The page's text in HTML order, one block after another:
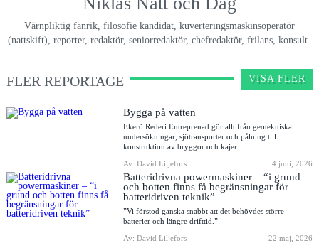
Värnpliktig fänrik, filosofie kandidat, kuverteringsmaskinsoperatör
(nattskift), reporter, redaktör, seniorredaktör, chefredaktör, frilans, konsult.
FLER REPORTAGE VISA FLER
Bygga på vatten
Ekerö Rederi Entreprenad gör alltifrån geotekniska
undersökningar, sjötransporter och pålning till
konstruktion av bryggor och kajer
Av: David Liljefors
4 juni, 2026
Batteridrivna powermaskiner – “i grund
och botten finns få begränsningar för
batteridriven teknik”
”Vi förstod ganska snabbt att det behövdes större
batterier och längre drifttid.”
Av: David Liljefors
22 maj, 2026